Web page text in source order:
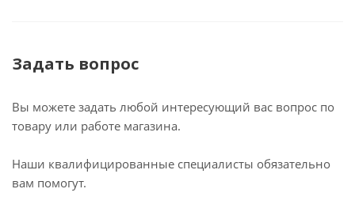
Задать вопрос
Вы можете задать любой интересующий вас вопрос по
товару или работе магазина.
Наши квалифицированные специалисты обязательно
вам помогут.